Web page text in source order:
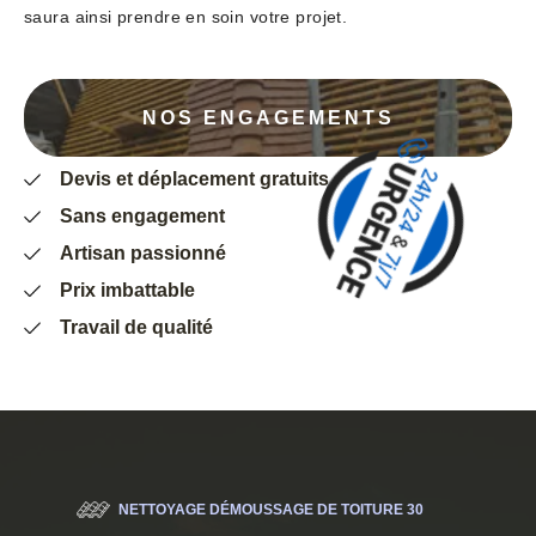
saura ainsi prendre en soin votre projet.
NOS ENGAGEMENTS
Devis et déplacement gratuits
Sans engagement
Artisan passionné
Prix imbattable
Travail de qualité
NETTOYAGE DÉMOUSSAGE DE TOITURE 30